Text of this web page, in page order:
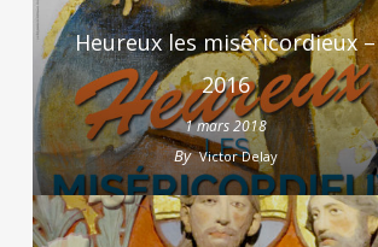
Heureux les miséricordieux –
2016
1 mars 2018
By Victor Delay